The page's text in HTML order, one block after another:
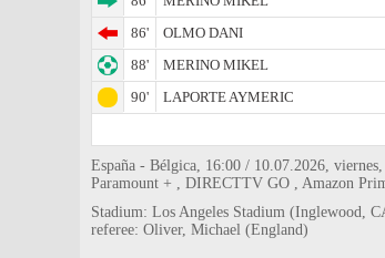
86'
OLMO DANI
88'
MERINO MIKEL
90'
LAPORTE AYMERIC
España - Bélgica, 16:00 / 10.07.2026,
Paramount + , DIRECTTV GO , Amazon
Stadium: Los Angeles Stadium (Inglewood,
referee: Oliver, Michael (England)